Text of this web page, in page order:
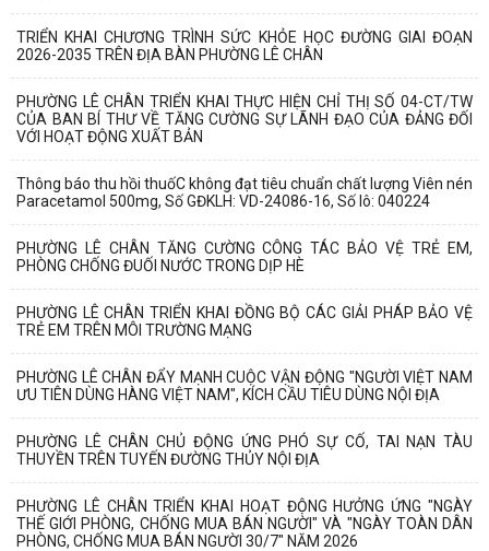
TRIỂN KHAI CHƯƠNG TRÌNH SỨC KHỎE HỌC ĐƯỜNG GIAI ĐOẠN
2026-2035 TRÊN ĐỊA BÀN PHƯỜNG LÊ CHÂN
PHƯỜNG LÊ CHÂN TRIỂN KHAI THỰC HIỆN CHỈ THỊ SỐ 04-CT/TW
CỦA BAN BÍ THƯ VỀ TĂNG CƯỜNG SỰ LÃNH ĐẠO CỦA ĐẢNG ĐỐI
VỚI HOẠT ĐỘNG XUẤT BẢN
Thông báo thu hồi thuốC không đạt tiêu chuẩn chất lượng Viên nén
Paracetamol 500mg, Số GĐKLH: VD-24086-16, Số lô: 040224
PHƯỜNG LÊ CHÂN TĂNG CƯỜNG CÔNG TÁC BẢO VỆ TRẺ EM,
PHÒNG CHỐNG ĐUỐI NƯỚC TRONG DỊP HÈ
PHƯỜNG LÊ CHÂN TRIỂN KHAI ĐỒNG BỘ CÁC GIẢI PHÁP BẢO VỆ
TRẺ EM TRÊN MÔI TRƯỜNG MẠNG
PHƯỜNG LÊ CHÂN ĐẨY MẠNH CUỘC VẬN ĐỘNG "NGƯỜI VIỆT NAM
ƯU TIÊN DÙNG HÀNG VIỆT NAM", KÍCH CẦU TIÊU DÙNG NỘI ĐỊA
PHƯỜNG LÊ CHÂN CHỦ ĐỘNG ỨNG PHÓ SỰ CỐ, TAI NẠN TÀU
THUYỀN TRÊN TUYẾN ĐƯỜNG THỦY NỘI ĐỊA
PHƯỜNG LÊ CHÂN TRIỂN KHAI HOẠT ĐỘNG HƯỞNG ỨNG "NGÀY
THẾ GIỚI PHÒNG, CHỐNG MUA BÁN NGƯỜI" VÀ "NGÀY TOÀN DÂN
PHÒNG, CHỐNG MUA BÁN NGƯỜI 30/7" NĂM 2026